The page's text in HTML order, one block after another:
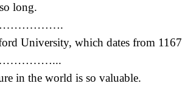
long.
University, which dates from
in the world is so valuable.